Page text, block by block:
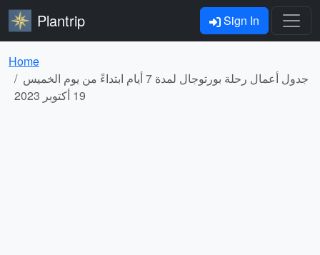
Plantrip Sign In
Home
جدول أعمال رحلة بورتوجال لمدة 7 أيام ابتداءً من يوم الخميس
19 أكتوبر 2023